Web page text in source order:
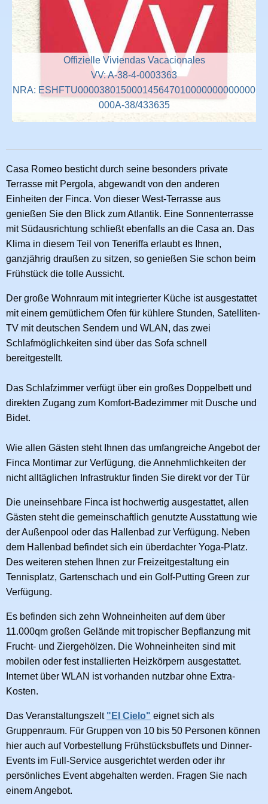
Offizielle Viviendas Vacacionales
VV: A-38-4-0003363
NRA: ESHFTU000038015000145647010000000000000
000A-38/433635
Casa Romeo besticht durch seine besonders private
Terrasse mit Pergola, abgewandt von den anderen
Einheiten der Finca. Von dieser West-Terrasse aus
genießen Sie den Blick zum Atlantik. Eine Sonnenterrasse
mit Südausrichtung schließt ebenfalls an die Casa an. Das
Klima in diesem Teil von Teneriffa erlaubt es Ihnen,
ganzjährig draußen zu sitzen, so genießen Sie schon beim
Frühstück die tolle Aussicht.
Der große Wohnraum mit integrierter Küche ist ausgestattet
mit einem gemütlichem Ofen für kühlere Stunden, Satelliten-
TV mit deutschen Sendern und WLAN, das zwei
Schlafmöglichkeiten sind über das Sofa schnell
bereitgestellt.
Das Schlafzimmer verfügt über ein großes Doppelbett und
direkten Zugang zum Komfort-Badezimmer mit Dusche und
Bidet.
Wie allen Gästen steht Ihnen das umfangreiche Angebot der
Finca Montimar zur Verfügung, die Annehmlichkeiten der
nicht alltäglichen Infrastruktur finden Sie direkt vor der Tür
Die uneinsehbare Finca ist hochwertig ausgestattet, allen
Gästen steht die gemeinschaftlich genutzte Ausstattung wie
der Außenpool oder das Hallenbad zur Verfügung. Neben
dem Hallenbad befindet sich ein überdachter Yoga-Platz.
Des weiteren stehen Ihnen zur Freizeitgestaltung ein
Tennisplatz, Gartenschach und ein Golf-Putting Green zur
Verfügung.
Es befinden sich zehn Wohneinheiten auf dem über
11.000qm großen Gelände mit tropischer Bepflanzung mit
Frucht- und Ziergehölzen. Die Wohneinheiten sind mit
mobilen oder fest installierten Heizkörpern ausgestattet.
Internet über WLAN ist vorhanden nutzbar ohne Extra-
Kosten.
Das Veranstaltungszelt "El Cielo" eignet sich als
Gruppenraum. Für Gruppen von 10 bis 50 Personen können
hier auch auf Vorbestellung Frühstücksbuffets und Dinner-
Events im Full-Service ausgerichtet werden oder ihr
persönliches Event abgehalten werden. Fragen Sie nach
einem Angebot.